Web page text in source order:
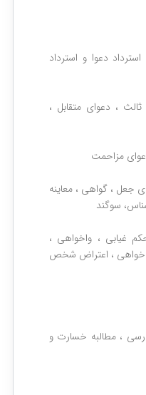
دعوا و استرداد
، دعوای متقابل ،
مزاحمت
جعل ، گواهی ، معاینه
سوگند
غیابی ، واخواهی ،
خواهی ، اعتراض شخص
، مطالبه خسارت و